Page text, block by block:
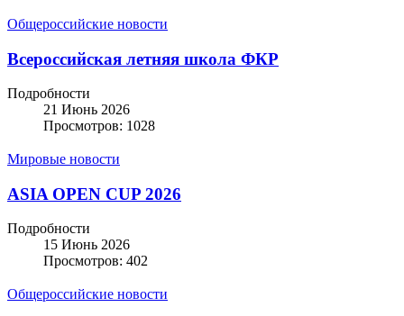
Общероссийские новости
Всероссийская летняя школа ФКР
Подробности
21 Июнь 2026
Просмотров: 1028
Мировые новости
ASIA OPEN CUP 2026
Подробности
15 Июнь 2026
Просмотров: 402
Общероссийские новости